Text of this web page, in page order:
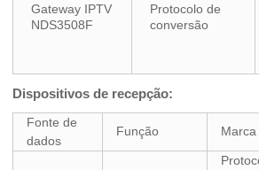
Gateway IPTV
NDS3508F
Protocolo de
conversão
Dispositivos de recepção:
Fonte de
dados
Função Marca